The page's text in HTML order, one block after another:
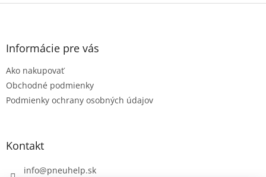
Z
Informácie pre vás
Ako nakupovať
Obchodné podmienky
Podmienky ochrany osobných údajov
Kontakt
info@pneuhelp.sk